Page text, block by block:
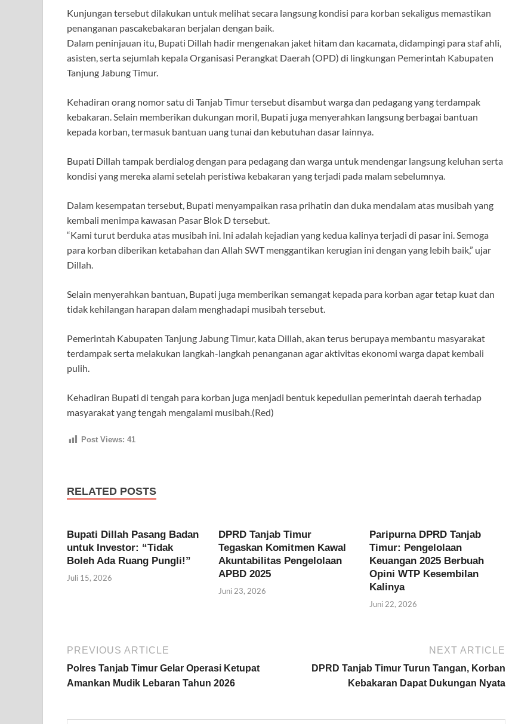
o
k
p
p
m
Kunjungan tersebut dilakukan untuk melihat secara langsung kondisi para korban sekaligus memastikan
penanganan pascakebakaran berjalan dengan baik.
Dalam peninjauan itu, Bupati Dillah hadir mengenakan jaket hitam dan kacamata, didampingi para staf ahli,
asisten, serta sejumlah kepala Organisasi Perangkat Daerah (OPD) di lingkungan Pemerintah Kabupaten
Tanjung Jabung Timur.
Kehadiran orang nomor satu di Tanjab Timur tersebut disambut warga dan pedagang yang terdampak
kebakaran. Selain memberikan dukungan moril, Bupati juga menyerahkan langsung berbagai bantuan
kepada korban, termasuk bantuan uang tunai dan kebutuhan dasar lainnya.
Bupati Dillah tampak berdialog dengan para pedagang dan warga untuk mendengar langsung keluhan serta
kondisi yang mereka alami setelah peristiwa kebakaran yang terjadi pada malam sebelumnya.
Dalam kesempatan tersebut, Bupati menyampaikan rasa prihatin dan duka mendalam atas musibah yang
kembali menimpa kawasan Pasar Blok D tersebut.
“Kami turut berduka atas musibah ini. Ini adalah kejadian yang kedua kalinya terjadi di pasar ini. Semoga
para korban diberikan ketabahan dan Allah SWT menggantikan kerugian ini dengan yang lebih baik,” ujar
Dillah.
Selain menyerahkan bantuan, Bupati juga memberikan semangat kepada para korban agar tetap kuat dan
tidak kehilangan harapan dalam menghadapi musibah tersebut.
Pemerintah Kabupaten Tanjung Jabung Timur, kata Dillah, akan terus berupaya membantu masyarakat
terdampak serta melakukan langkah-langkah penanganan agar aktivitas ekonomi warga dapat kembali
pulih.
Kehadiran Bupati di tengah para korban juga menjadi bentuk kepedulian pemerintah daerah terhadap
masyarakat yang tengah mengalami musibah.(Red)
Post Views: 41
RELATED POSTS
Bupati Dillah Pasang Badan
untuk Investor: “Tidak
Boleh Ada Ruang Pungli!”
Juli 15, 2026
DPRD Tanjab Timur
Tegaskan Komitmen Kawal
Akuntabilitas Pengelolaan
APBD 2025
Juni 23, 2026
Paripurna DPRD Tanjab
Timur: Pengelolaan
Keuangan 2025 Berbuah
Opini WTP Kesembilan
Kalinya
Juni 22, 2026
PREVIOUS ARTICLE
Polres Tanjab Timur Gelar Operasi Ketupat
Amankan Mudik Lebaran Tahun 2026
NEXT ARTICLE
DPRD Tanjab Timur Turun Tangan, Korban
Kebakaran Dapat Dukungan Nyata